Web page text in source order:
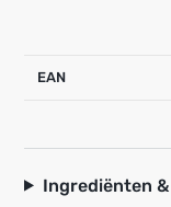
EAN
Ingrediënten